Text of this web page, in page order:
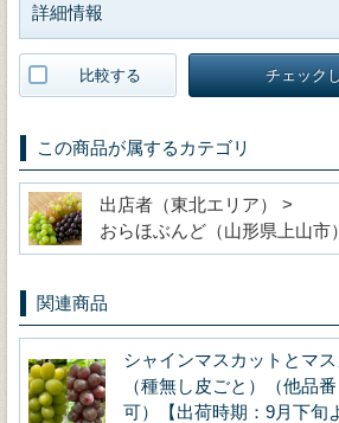
詳細情報
比較する チェック
この商品が属するカテゴリ
出店者（東北エリア） >
おらほぶんど（山形県上山市）
関連商品
シャインマスカットとマ
（種無し皮ごと）（他品
可）【出荷時期：9月下旬